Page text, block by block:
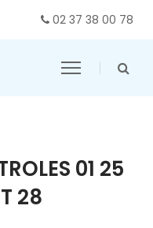
02 37 38 00 78
01 25
28